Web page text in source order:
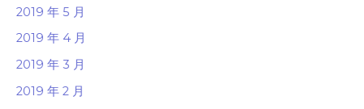
2019 年 5 月
2019 年 4 月
2019 年 3 月
2019 年 2 月